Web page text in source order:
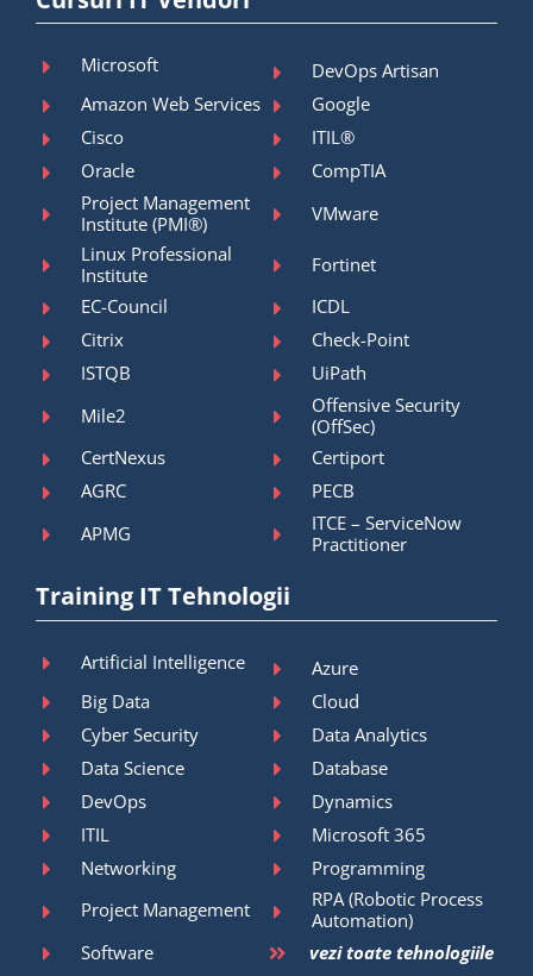
Microsoft
DevOps Artisan
Amazon Web Services
Google
Cisco
ITIL®
Oracle
CompTIA
Project Management
Institute (PMI®)
VMware
Linux Professional
Institute
Fortinet
EC-Council
ICDL
Citrix
Check-Point
ISTQB
UiPath
Mile2
Offensive Security
(OffSec)
CertNexus
Certiport
AGRC
PECB
APMG
ITCE – ServiceNow
Practitioner
Training IT Tehnologii
Artificial Intelligence
Azure
Big Data
Cloud
Cyber Security
Data Analytics
Data Science
Database
DevOps
Dynamics
ITIL
Microsoft 365
Networking
Programming
Project Management
RPA (Robotic Process
Automation)
Software
vezi toate tehnologiile